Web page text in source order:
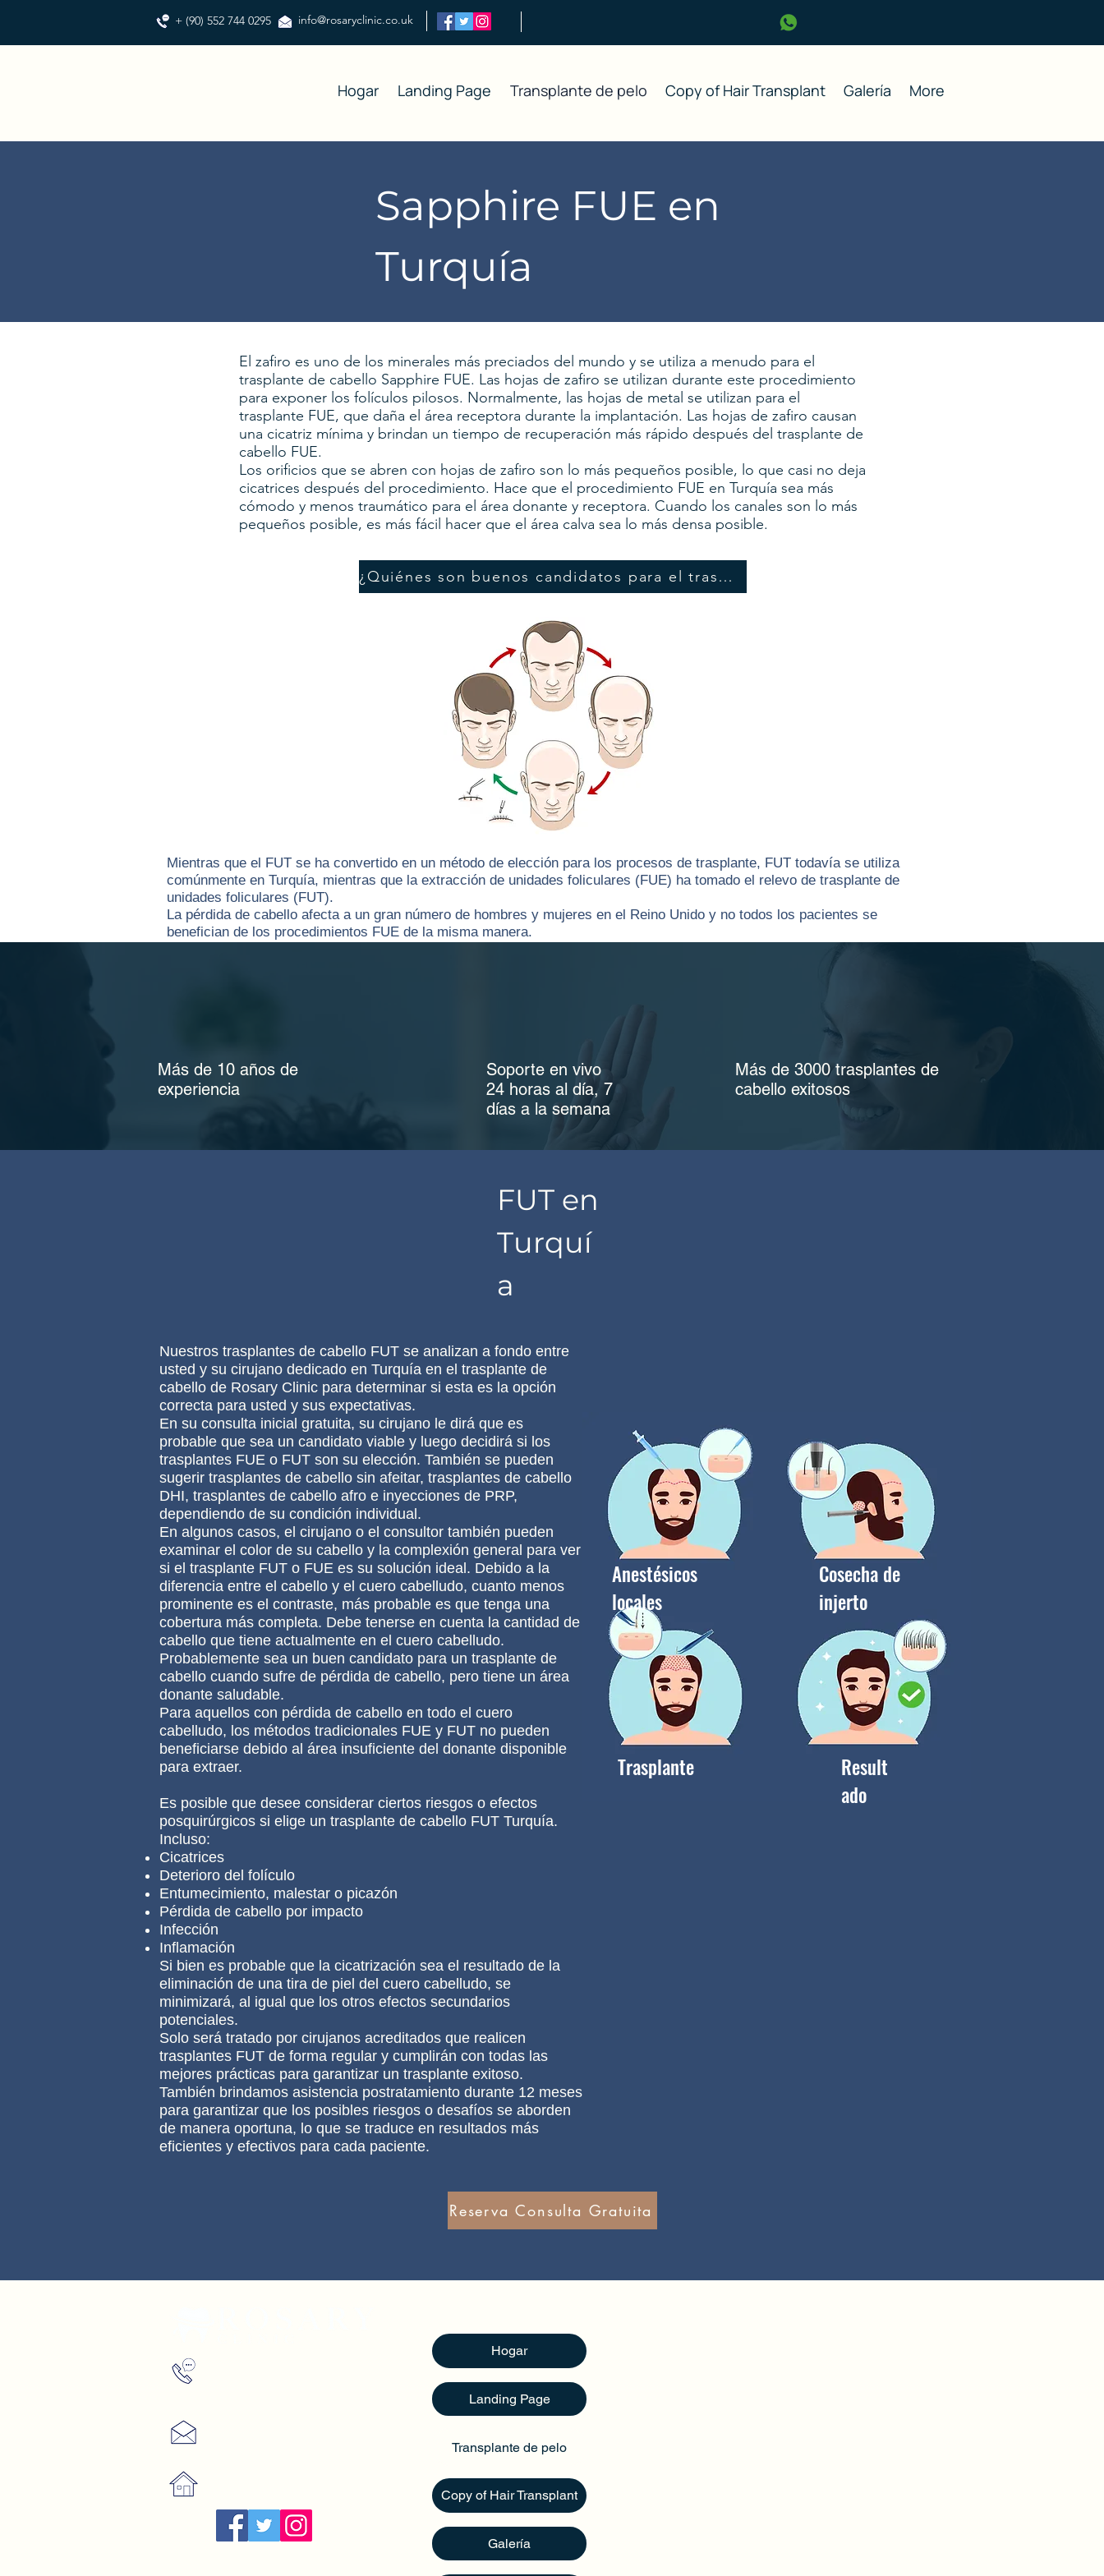
+ (90) 552 744 0295 info@rosaryclinic.co.uk
Hogar Landing Page Transplante de pelo Copy of Hair Transplant Galería More
Sapphire FUE en
Turquía
El zafiro es uno de los minerales más preciados del mundo y se utiliza a menudo para el
trasplante de cabello Sapphire FUE. Las hojas de zafiro se utilizan durante este procedimiento
para exponer los folículos pilosos. Normalmente, las hojas de metal se utilizan para el
trasplante FUE, que daña el área receptora durante la implantación. Las hojas de zafiro causan
una cicatriz mínima y brindan un tiempo de recuperación más rápido después del trasplante de
cabello FUE.
Los orificios que se abren con hojas de zafiro son lo más pequeños posible, lo que casi no deja
cicatrices después del procedimiento. Hace que el procedimiento FUE en Turquía sea más
cómodo y menos traumático para el área donante y receptora. Cuando los canales son lo más
pequeños posible, es más fácil hacer que el área calva sea lo más densa posible.
¿Quiénes son buenos candidatos para el trasplante de cabello?
Mientras que el FUT se ha convertido en un método de elección para los procesos de trasplante, FUT todavía se utiliza
comúnmente en Turquía, mientras que la extracción de unidades foliculares (FUE) ha tomado el relevo de trasplante de
unidades foliculares (FUT).
La pérdida de cabello afecta a un gran número de hombres y mujeres en el Reino Unido y no todos los pacientes se
benefician de los procedimientos FUE de la misma manera.
Más de 10 años de
experiencia
Soporte en vivo
24 horas al día, 7
días a la semana
Más de 3000 trasplantes de
cabello exitosos
FUT en
Turquí
a
Nuestros trasplantes de cabello FUT se analizan a fondo entre
usted y su cirujano dedicado en Turquía en el trasplante de
cabello de Rosary Clinic para determinar si esta es la opción
correcta para usted y sus expectativas.
En su consulta inicial gratuita, su cirujano le dirá que es
probable que sea un candidato viable y luego decidirá si los
trasplantes FUE o FUT son su elección. También se pueden
sugerir trasplantes de cabello sin afeitar, trasplantes de cabello
DHI, trasplantes de cabello afro e inyecciones de PRP,
dependiendo de su condición individual.
En algunos casos, el cirujano o el consultor también pueden
examinar el color de su cabello y la complexión general para ver
si el trasplante FUT o FUE es su solución ideal. Debido a la
diferencia entre el cabello y el cuero cabelludo, cuanto menos
prominente es el contraste, más probable es que tenga una
cobertura más completa. Debe tenerse en cuenta la cantidad de
cabello que tiene actualmente en el cuero cabelludo.
Probablemente sea un buen candidato para un trasplante de
cabello cuando sufre de pérdida de cabello, pero tiene un área
donante saludable.
Para aquellos con pérdida de cabello en todo el cuero
cabelludo, los métodos tradicionales FUE y FUT no pueden
beneficiarse debido al área insuficiente del donante disponible
para extraer.
Es posible que desee considerar ciertos riesgos o efectos
posquirúrgicos si elige un trasplante de cabello FUT Turquía.
Incluso:
Cicatrices
Deterioro del folículo
Entumecimiento, malestar o picazón
Pérdida de cabello por impacto
Infección
Inflamación
Si bien es probable que la cicatrización sea el resultado de la
eliminación de una tira de piel del cuero cabelludo, se
minimizará, al igual que los otros efectos secundarios
potenciales.
Solo será tratado por cirujanos acreditados que realicen
trasplantes FUT de forma regular y cumplirán con todas las
mejores prácticas para garantizar un trasplante exitoso.
También brindamos asistencia postratamiento durante 12 meses
para garantizar que los posibles riesgos o desafíos se aborden
de manera oportuna, lo que se traduce en resultados más
eficientes y efectivos para cada paciente.
Anestésicos
locales
Cosecha de
injerto
Trasplante
Result
ado
Reserva Consulta Gratuita
Hogar
Landing Page
Transplante de pelo
Copy of Hair Transplant
Galería